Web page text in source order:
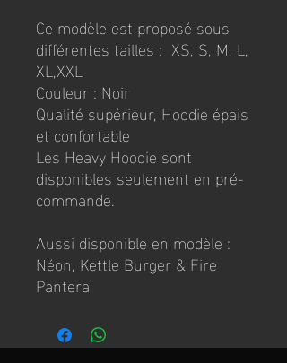
Ce modèle est proposé sous
différentes tailles : XS, S, M, L,
XL,XXL
Couleur : Noir
Qualité supérieur, Hoodie épais
et confortable
Les Heavy Hoodie sont
disponibles seulement en pré-
commande.
Aussi disponible en modèle :
Néon, Kettle Burger & Fire
Pantera